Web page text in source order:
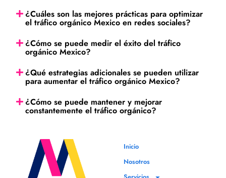
¿Cuáles son las mejores prácticas para optimizar
el tráfico orgánico Mexico en redes sociales?
¿Cómo se puede medir el éxito del tráfico
orgánico Mexico?
¿Qué estrategias adicionales se pueden utilizar
para aumentar el tráfico orgánico Mexico?
¿Cómo se puede mantener y mejorar
constantemente el tráfico orgánico?
Inicio
Nosotros